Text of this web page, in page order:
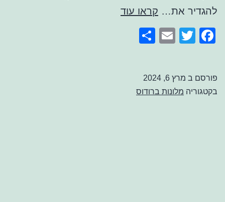
להגדיר את… קראו עודאיפה
Facebook
Twitter
Email
פורסם ב מרץ 6, 2024
בקטגוריה מלונות ברודוס